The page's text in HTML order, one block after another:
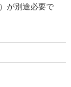
が別途必要で